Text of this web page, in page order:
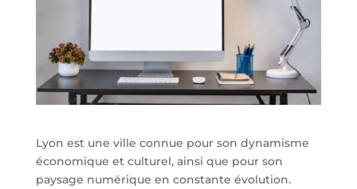
Lyon est une ville connue pour son dynamisme
économique et culturel, ainsi que pour son
paysage numérique en constante évolution.